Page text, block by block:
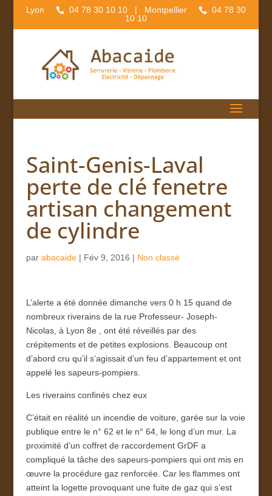
Lyon 04 78 30 10 10 | Montpellier
04 78 30
10 10
Saint-Genis-Laval
perte de clé fenetre
artisan changement
de cylindre
par abacaide| Fév 9, 2016 | Non classé
L’alerte a été donnée dimanche vers 0 h 15 quand de
nombreux riverains de la rue Professeur- Joseph-
Nicolas, à Lyon 8e , ont été réveillés par des
crépitements et de petites explosions. Beaucoup ont
d’abord cru qu’il s’agissait d’un feu d’appartement et ont
appelé les sapeurs-pompiers.
Les riverains confinés chez eux
C’était en réalité un incendie de voiture, garée sur la voie
publique entre le n° 62 et le n° 64, le long d’un mur. La
proximité d’un coffret de raccordement GrDF a
compliqué la tâche des sapeurs-pompiers qui ont mis en
œuvre la procédure gaz renforcée. Car les flammes ont
atteint la logette provoquant une fuite de gaz qui s’est